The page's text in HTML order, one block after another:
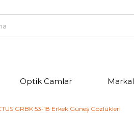
Optik Camlar
GRBK 53-18 Erkek Güneş Gözlükleri